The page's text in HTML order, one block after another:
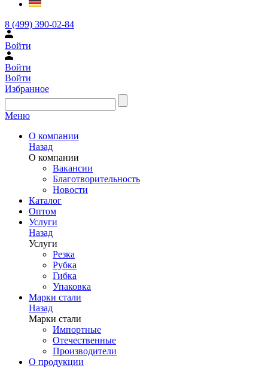
8 (499) 390-02-84
Войти
Войти
Войти
Избранное
Меню
О компании
Назад
О компании
Вакансии
Благотворительность
Новости
Каталог
Оптом
Услуги
Назад
Услуги
Резка
Рубка
Гибка
Упаковка
Марки стали
Назад
Марки стали
Импортные
Отечественные
Производители
О продукции